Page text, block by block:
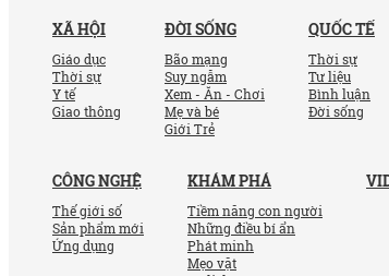
XÃ HỘI
Giáo dục
Thời sự
Y tế
Giao thông
ĐỜI SỐNG
Bão mạng
Suy ngẫm
Xem - Ăn - Chơi
Mẹ và bé
Giới Trẻ
QUỐC TẾ
Thời sự
Tư liệu
Bình luận
Đời sống
CÔNG NGHỆ
Thế giới số
Sản phẩm mới
Ứng dụng
KHÁM PHÁ
Tiềm năng con người
Những điều bí ẩn
Phát minh
Mẹo vặt